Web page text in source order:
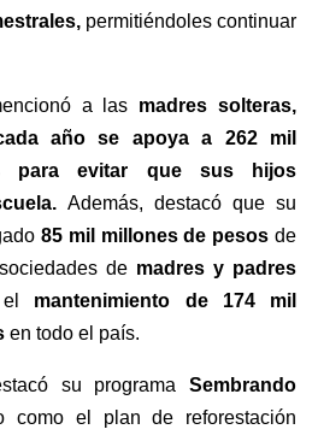
permitiéndoles continuar
a las
año se apoya a 262 mil
para evitar que sus hijos
Además, destacó que su
85 mil millones de pesos de
de madres y padres
mantenimiento de 174 mil
en todo el país.
su programa Sembrando
como el plan de reforestación